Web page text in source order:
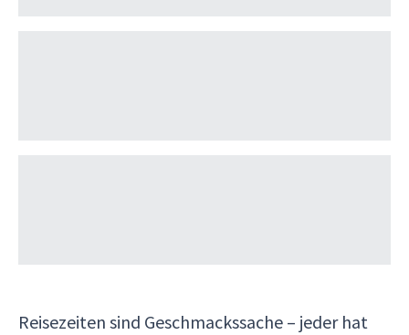
Reisezeiten sind Geschmackssache – jeder hat